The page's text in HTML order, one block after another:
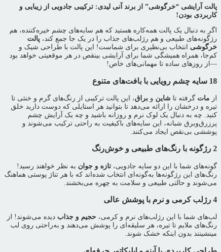
پالت آرایشی “خرگوشی” از برند آنی لیدی: ترکیبی جادویی از زیبایی و
کاربردی بودن!
اگر به دنبال یک پالت همه‌کاره هستید که هم سایه‌های چشم خیره‌کننده، هم
رژگونه‌های طبیعی و هم رژلب‌های جذاب را در یک جا جمع کند، پالت
خرگوشی انتخاب بی‌نظیری برای شماست! این پالت با طراحی شیک و
کم‌جا، همراه همیشگی شما برای آرایشی بینقص در هر موقعیتی خواهد بود
—از روزهای ساده تا مهمانی‌های خاص!
18 سایه چشم رویایی با بافت‌های متنوع
از مات گرفته تا شاین و براق، این پالت ترکیبی از رنگ‌های گرم و خنثی تا
تیره و درخشان را ارائه می‌دهد تا بتوانید هر استایلی که دوست دارید خلق
کنید. چه به دنبال یک لوک نرم و روزانه باشید و چه یک آرایش چشم
پرزرق‌وبرق شبانه، این سایه‌های باکیفیت به راحتی ترکیب می‌شوند و
پوششی بی‌نقص ایجاد می‌کنند.
2 رژگونه با رنگ‌های طبیعی و خوش‌رنگ
گونه‌های شما با این دو سایه جادویی، تازه و جوان به نظر خواهند رسید!
رنگ‌های این رژگونه‌ها به‌گونه‌ای انتخاب شده‌اند که با هر تناژ پوستی هماهنگ
می‌شوند و حالتی طبیعی و سلامت به چهره می‌بخشند.
4 رژلب کرمی و نرم با پوشش عالی
لب‌های شما با این رژلب‌های نرم و کرمی، حجیم و جذاب دیده می‌شوند! از
رنگ‌های ملایم تا تیره، هر سلیقه‌ای را پوشش می‌دهند و به‌راحتی روی لب
مینشینند بدون اینکه خشک شوند.